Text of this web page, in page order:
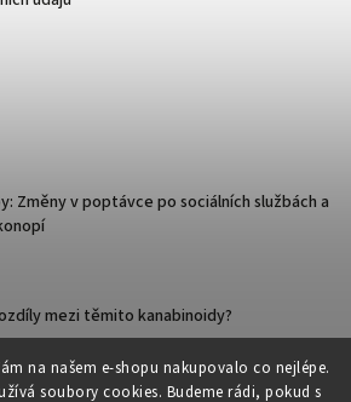
na našem e-shopu nakupovalo co nejlépe.
soubory cookies. Budeme rádi, pokud s
Změny v poptávce po sociálních službách a
mezi těmito kanabinoidy?